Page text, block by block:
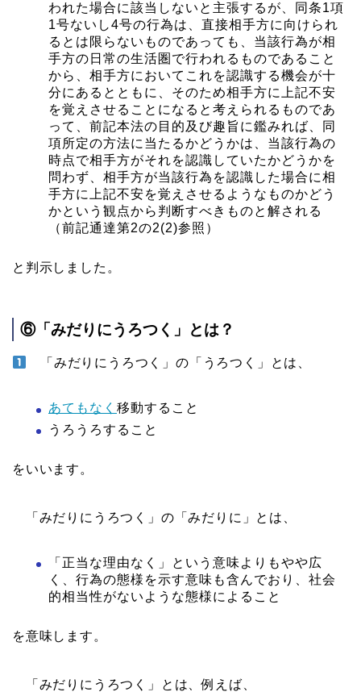
われた場合に該当しないと主張するが、同条1項
1号ないし4号の行為は、直接相手方に向けられ
るとは限らないものであっても、当該行為が相
手方の日常の生活圏で行われるものであること
から、相手方においてこれを認識する機会が十
分にあるとともに、そのため相手方に上記不安
を覚えさせることになると考えられるものであ
って、前記本法の目的及び趣旨に鑑みれば、同
項所定の方法に当たるかどうかは、当該行為の
時点で相手方がそれを認識していたかどうかを
問わず、相手方が当該行為を認識した場合に相
手方に上記不安を覚えさせるようなものかどう
かという観点から判断すべきものと解される
（前記通達第2の2(2)参照）
と判示しました。
⑥「みだりにうろつく」とは？
「みだりにうろつく」の「うろつく」とは、
あてもなく 移動すること
うろうろすること
をいいます。
「みだりにうろつく」の「みだりに」とは、
「正当な理由なく」という意味よりもやや広
く、行為の態様を示す意味も含んでおり、社会
的相当性がないような態様によること
を意味します。
「みだりにうろつく」とは、例えば、